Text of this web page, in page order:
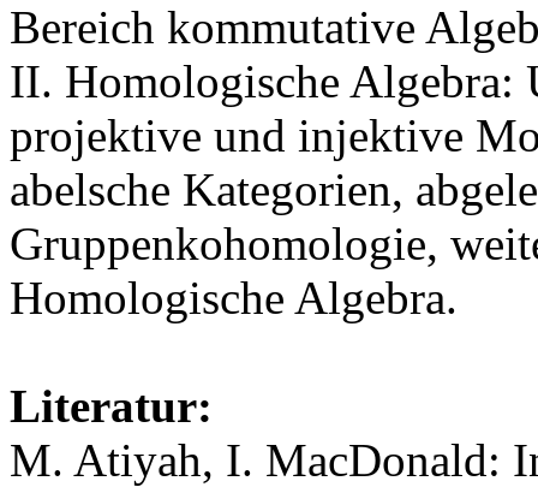
Bereich kommutative
II. Homologische Algebra:
projektive und injektive
abelsche Kategorien,
Gruppenkohomologie,
Homologische Algebra.
Literatur:
M. Atiyah, I. MacDonald: